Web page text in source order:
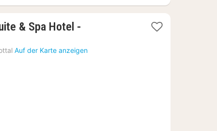
& Spa Hotel -
Auf der Karte anzeigen